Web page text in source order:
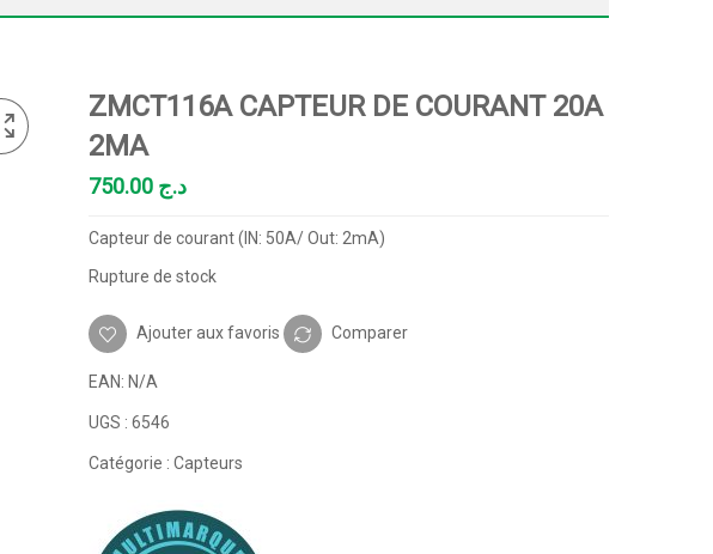
ZMCT116A CAPTEUR DE COURANT 20A
2MA
د.ج
Capteur de courant (IN: 50A/ Out: 2mA)
Rupture de stock
Ajouter aux favoris Comparer
EAN: N/A
UGS : 6546
Catégorie : Capteurs